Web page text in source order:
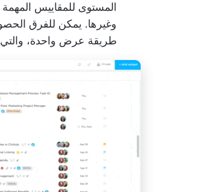
المستوى للمقاييس
وغيرها. يمكن للفرق
طريقة عرض واحدة، والتي